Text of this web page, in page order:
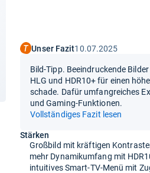
Unser Fazit10.07.2025
Bild-Tipp. Beeindruckende
HLG und HDR10+ für einen
schade. Dafür umfangreiches
und Gaming-Funktionen.
Vollständiges Fazit lesen
Stärken
Großbild mit kräftigen
mehr Dynamikumfang mit
intuitives Smart-TV-Menü mit